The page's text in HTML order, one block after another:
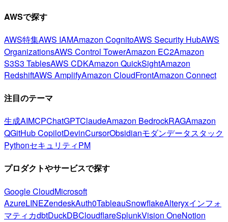
AWSで探す
AWS特集AWS IAMAmazon CognitoAWS Security HubAWS
OrganizationsAWS Control TowerAmazon EC2Amazon
S3S3 TablesAWS CDKAmazon QuickSightAmazon
RedshiftAWS AmplifyAmazon CloudFrontAmazon Connect
注目のテーマ
生成AIMCPChatGPTClaudeAmazon BedrockRAGAmazon
QGitHub CopilotDevinCursorObsidianモダンデータスタック
PythonセキュリティPM
プロダクトやサービスで探す
Google CloudMicrosoft
AzureLINEZendeskAuth0TableauSnowflakeAlteryxインフォ
マティカdbtDuckDBCloudflareSplunkVision OneNotion